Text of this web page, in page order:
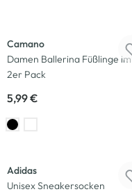
Camano
Damen Ballerina Füßlinge im
2er Pack
5,99 €
Adidas
Unisex Sneakersocken